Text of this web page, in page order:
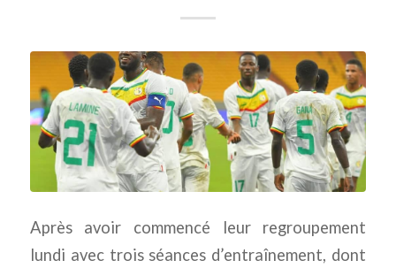
Après avoir commencé leur regroupement
lundi avec trois séances d’entraînement, dont